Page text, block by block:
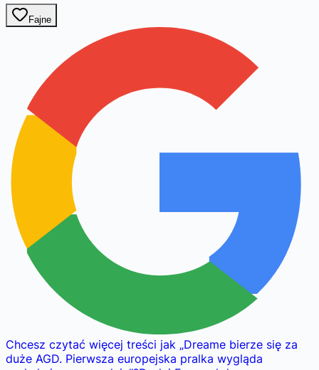
Fajne
Chcesz czytać więcej treści jak „Dreame bierze się za
duże AGD. Pierwsza europejska pralka wygląda